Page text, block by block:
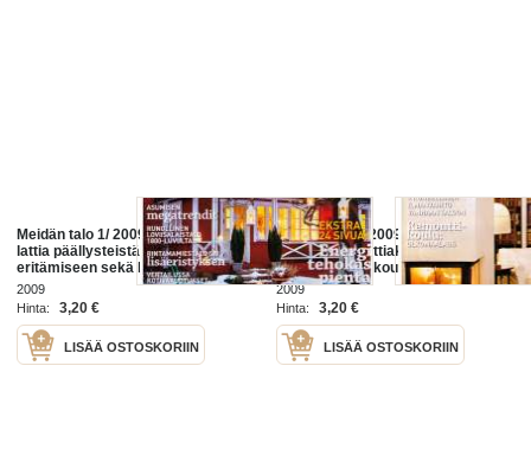
Meidän talo 1/ 2009. Hyviä ohjeita
lattia päällysteistä vanhan talon
eritämiseen sekä kotivakuutuksiin
ym-
2009
Hinta:
3,20 €
LISÄÄ OSTOSKORIIN
Meidän talo 3/2009. 1-2
numeroitten lattiakoulun jälkeen
onkin remonttikoulu. Neuvoja
ilmanvaihdosta kodin työhuoneen
perustamiseen.ja jokuseen unelma
2009
Hinta:
3,20 €
LISÄÄ OSTOSKORIIN